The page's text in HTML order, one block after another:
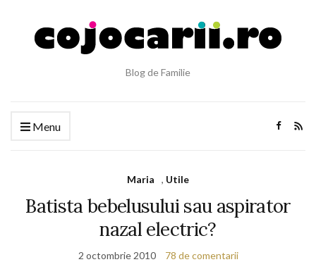
Blog de Familie
Menu
Maria , Utile
Batista bebelusului sau aspirator
nazal electric?
2 octombrie 2010 78 de comentarii